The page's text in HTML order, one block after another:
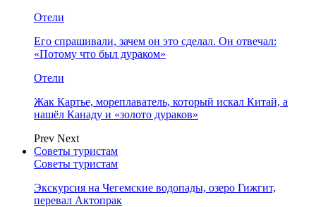
Отели
Его спрашивали, зачем он это сделал. Он отвечал:
«Потому что был дураком»
Отели
Жак Картье, мореплаватель, который искал Китай, а
нашёл Канаду и «золото дураков»
Prev Next
Советы туристам
Советы туристам
Экскурсия на Чегемские водопады, озеро Гижгит,
перевал Актопрак